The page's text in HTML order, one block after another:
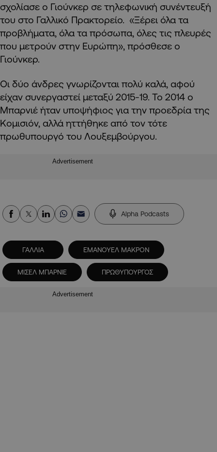
σχολίασε ο Γιούνκερ σε τηλεφωνική συνέντευξή
του στο Γαλλικό Πρακτορείο. «Ξέρει όλα τα
προβλήματα, όλα τα πρόσωπα, όλες τις πλευρές
που μετρούν στην Ευρώπη», πρόσθεσε ο
Γιούνκερ.
Οι δύο άνδρες γνωρίζονται πολύ καλά, αφού
είχαν συνεργαστεί μεταξύ 2015-19. Το 2014 ο
Μπαρνιέ ήταν υποψήφιος για την προεδρία της
Κομισιόν, αλλά ηττήθηκε από τον τότε
πρωθυπουργό του Λουξεμβούργου.
Advertisement
Alpha Podcasts
ΓΑΛΛΙΑ ΕΜΑΝΟΥΕΛ ΜΑΚΡΟΝ
ΜΙΣΕΛ ΜΠΑΡΝΙΕ ΠΡΩΘΥΠΟΥΡΓΟΣ
Advertisement